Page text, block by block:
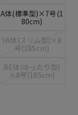
A体(標準型)×7号(1
80cm)
YA体(スリム型)×8
号(185cm)
BE体(ゆったり型)
×8号(185cm)